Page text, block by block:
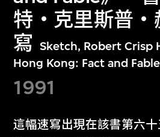
特‧克里斯普‧
寫 Sketch, Robert Crisp
Hong Kong: Fact and Fable
1991
這幅速寫出現在該書第六